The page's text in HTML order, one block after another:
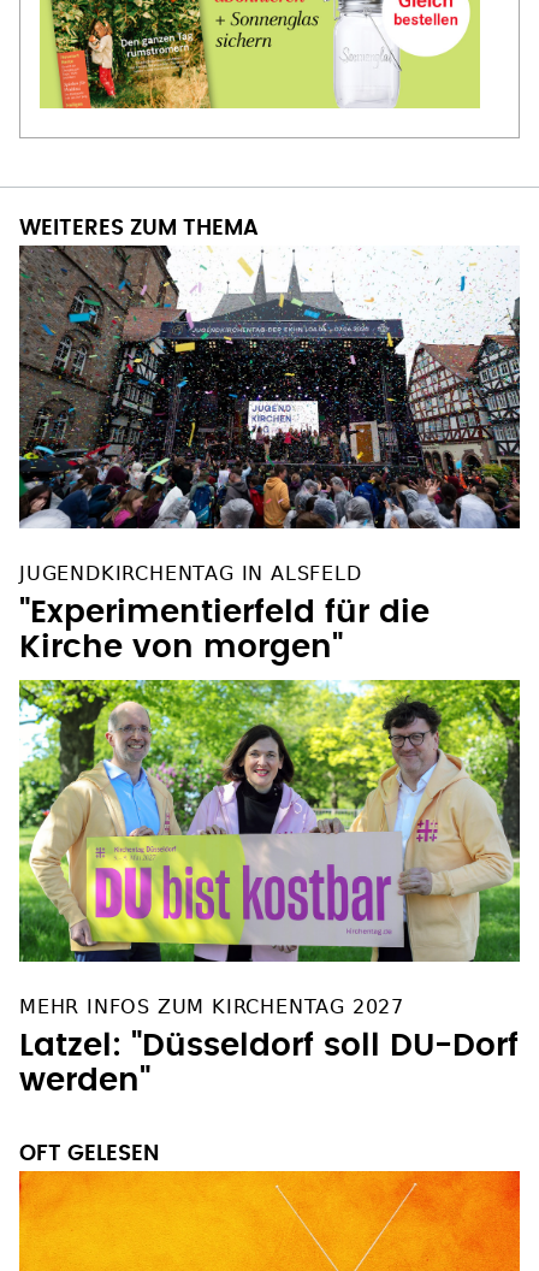
WEITERES ZUM THEMA
JUGENDKIRCHENTAG IN ALSFELD
"Experimentierfeld für die
Kirche von morgen"
MEHR INFOS ZUM KIRCHENTAG 2027
Latzel: "Düsseldorf soll DU-Dorf
werden"
OFT GELESEN